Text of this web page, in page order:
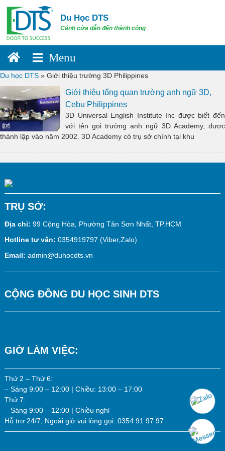
Du Học DTS
Cánh cửa dẫn đến thành công
Du học DTS » Giới thiệu trường 3D Philippines
Giới thiệu tổng quan trường anh ngữ 3D,
Cebu Philippines
3D Universal English Institute Inc được biết đến
với tên gọi trường anh ngữ 3D Academy, được
thành lập vào năm 2002. 3D Academy có trụ sở chính tại khu
TRỤ SỞ:
Địa chỉ: 99 Cộng Hòa, Phường Tân Sơn Nhất, TP.HCM
Hotline tư vấn: 0354919797 (Viber,Zalo)
Email: admin@duhocdts.vn
CỘNG ĐỒNG DU HỌC SINH DTS
GIỜ LÀM VIỆC:
Thứ 2 – Thứ 6:
– Sáng 9:00 – 12:00 | Chiều: 13:00 – 17:00
Thứ 7:
– Sáng 9:00 – 12:00 | Chiều nghỉ
Hỗ trợ 24/7, Ngoài giờ vui lòng gọi: 0354 91 97 97